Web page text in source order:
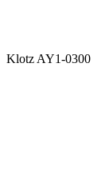
Klotz AY1-0300